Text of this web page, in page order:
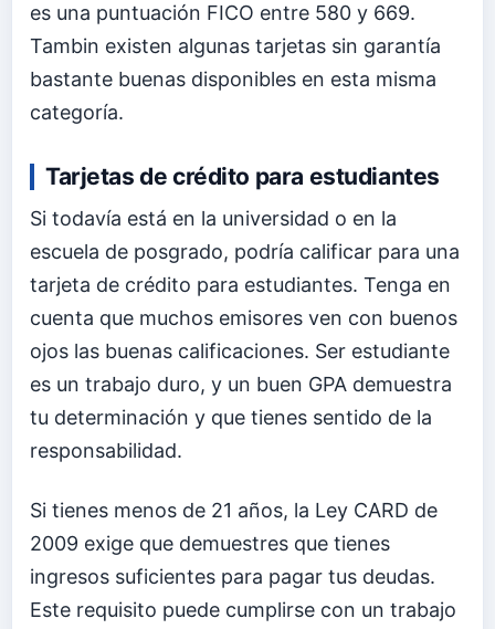
es una puntuación FICO entre 580 y 669.
Tambin existen algunas tarjetas sin garantía
bastante buenas disponibles en esta misma
categoría.
Tarjetas de crédito para estudiantes
Si todavía está en la universidad o en la
escuela de posgrado, podría calificar para una
tarjeta de crédito para estudiantes. Tenga en
cuenta que muchos emisores ven con buenos
ojos las buenas calificaciones. Ser estudiante
es un trabajo duro, y un buen GPA demuestra
tu determinación y que tienes sentido de la
responsabilidad.
Si tienes menos de 21 años, la Ley CARD de
2009 exige que demuestres que tienes
ingresos suficientes para pagar tus deudas.
Este requisito puede cumplirse con un trabajo